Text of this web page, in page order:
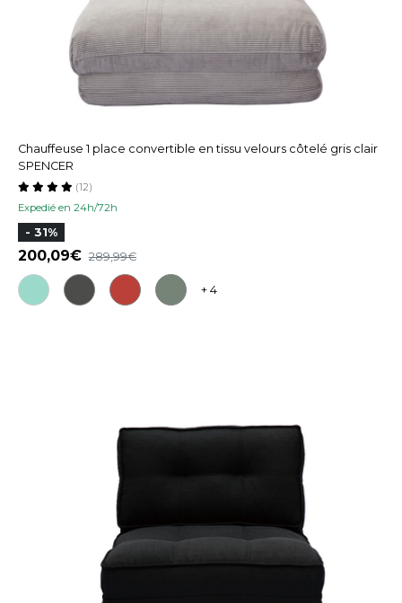
Chauffeuse 1 place convertible en tissu velours côtelé gris clair
SPENCER
Expedié en 24h/72h
(12)
- 31%
200,09 289,99
+ 4